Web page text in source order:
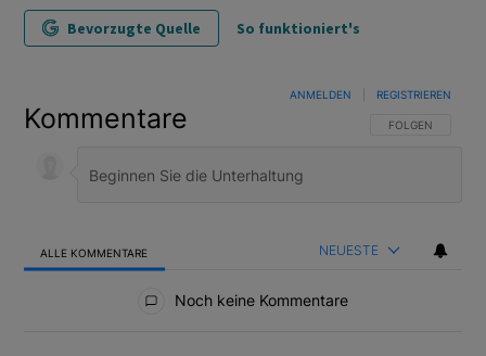
Bevorzugte Quelle So funktioniert's
Kommentare FOLGE DIESER
FOLGEN
ANMELDEN REGISTRIEREN
ALLE KOMMENTARE NEUESTE
Noch keine Kommentare